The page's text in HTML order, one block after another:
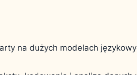
na dużych modelach